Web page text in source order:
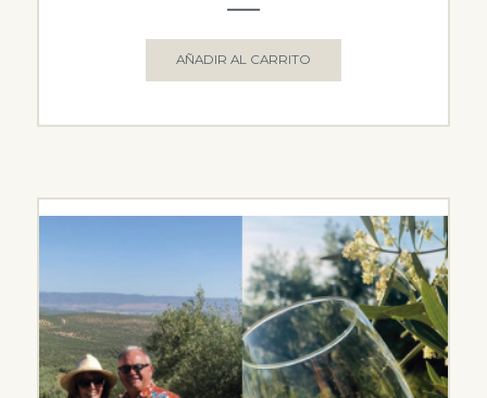
AÑADIR AL CARRITO